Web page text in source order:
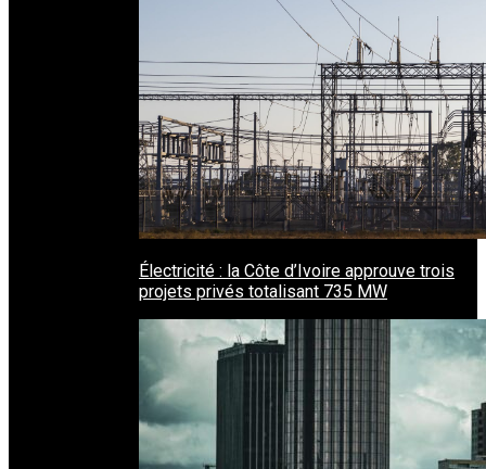
Électricité : la Côte d’Ivoire approuve trois
projets privés totalisant 735 MW